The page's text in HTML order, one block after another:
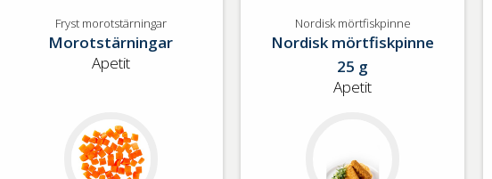
Fryst morotstärningar
Morotstärningar
Apetit
Nordisk mörtfiskpinne
Nordisk mörtfiskpinne
25 g
Apetit